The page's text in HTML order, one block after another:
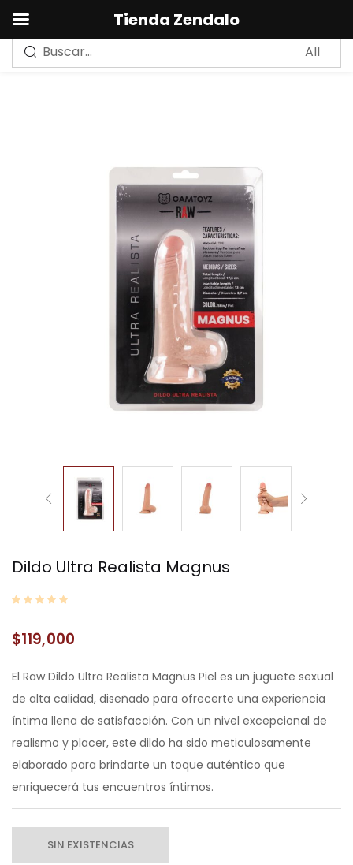
Dildo Ultra Realista Magnus
$119,000
El Raw Dildo Ultra Realista Magnus Piel es un juguete sexual
de alta calidad, diseñado para ofrecerte una experiencia
íntima llena de satisfacción. Con un nivel excepcional de
realismo y placer, este dildo ha sido meticulosamente
elaborado para brindarte un toque auténtico que
enriquecerá tus encuentros íntimos.
SIN EXISTENCIAS
Tienda Zendalo
Sign in
LOG IN
CREAR UNA CUENTA